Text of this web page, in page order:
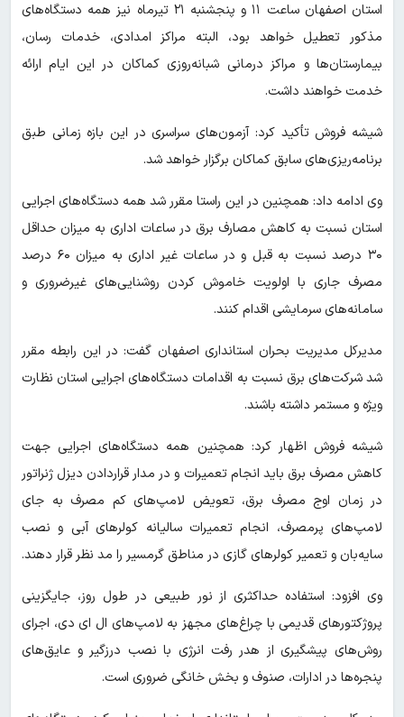
استان اصفهان ساعت ۱۱ و پنجشنبه ۲۱ تیرماه نیز همه دستگاه‌های
مذکور تعطیل خواهد بود، البته مراکز امدادی، خدمات رسان،
بیمارستان‌ها و مراکز درمانی شبانه‌روزی کماکان در این ایام ارائه
خدمت خواهند داشت.
شیشه فروش تأکید کرد: آزمون‌های سراسری در این بازه زمانی طبق
برنامه‌ریزی‌های سابق کماکان برگزار خواهد شد.
وی ادامه داد: همچنین در این راستا مقرر شد همه دستگاه‌های اجرایی
استان نسبت به کاهش مصارف برق در ساعات اداری به میزان حداقل
۳۰ درصد نسبت به قبل و در ساعات غیر اداری به میزان ۶۰ درصد
مصرف جاری با اولویت خاموش کردن روشنایی‌های غیرضروری و
سامانه‌های سرمایشی اقدام کنند.
مدیرکل مدیریت بحران استانداری اصفهان گفت: در این رابطه مقرر
شد شرکت‌های برق نسبت به اقدامات دستگاه‌های اجرایی استان نظارت
ویژه و مستمر داشته باشند.
شیشه فروش اظهار کرد: همچنین همه دستگاه‌های اجرایی جهت
کاهش مصرف برق باید انجام تعمیرات و در مدار قراردادن دیزل ژنراتور
در زمان اوج مصرف برق، تعویض لامپ‌های کم مصرف به جای
لامپ‌های پرمصرف، انجام تعمیرات سالیانه کولرهای آبی و نصب
سایه‌بان و تعمیر کولرهای گازی در مناطق گرمسیر را مد نظر قرار دهند.
وی افزود: استفاده حداکثری از نور طبیعی در طول روز، جایگزینی
پروژکتورهای قدیمی با چراغ‌های مجهز به لامپ‌های ال ای دی، اجرای
روش‌های پیشگیری از هدر رفت انرژی با نصب درزگیر و عایق‌های
پنجره‌ها در ادارات، صنوف و بخش خانگی ضروری است.